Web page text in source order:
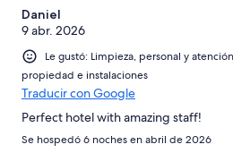
Daniel
9 abr. 2026
Le gustó: Limpieza, personal y
propiedad e instalaciones
Traducir con Google
Perfect hotel with amazing staff!
Se hospedó 6 noches en abril de 2026